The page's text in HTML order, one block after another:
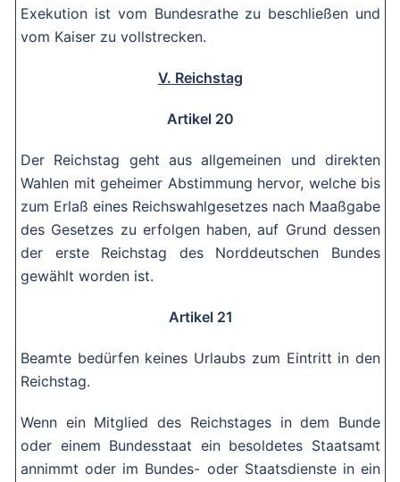
Exekution ist vom Bundesrathe zu beschließen und
vom Kaiser zu vollstrecken.
V. Reichstag
Artikel 20
Der Reichstag geht aus allgemeinen und direkten
Wahlen mit geheimer Abstimmung hervor, welche bis
zum Erlaß eines Reichswahlgesetzes nach Maaßgabe
des Gesetzes zu erfolgen haben, auf Grund dessen
der erste Reichstag des Norddeutschen Bundes
gewählt worden ist.
Artikel 21
Beamte bedürfen keines Urlaubs zum Eintritt in den
Reichstag.
Wenn ein Mitglied des Reichstages in dem Bunde
oder einem Bundesstaat ein besoldetes Staatsamt
annimmt oder im Bundes- oder Staatsdienste in ein